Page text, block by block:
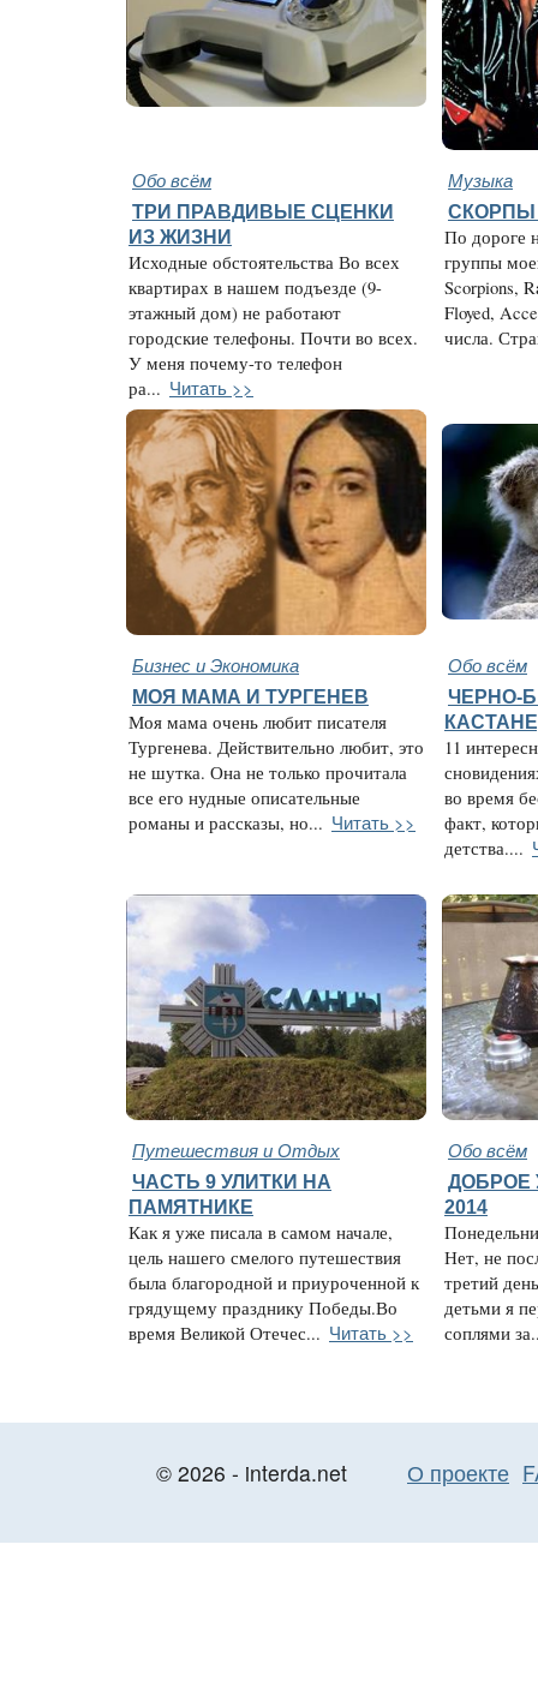
Обо всём Музыка
ТРИ ПРАВДИВЫЕ СЦЕНКИ
ИЗ ЖИЗНИ
Исходные обстоятельства Во всех
квартирах в нашем подъезде (9-
этажный дом) не работают
городские телефоны. Почти во всех.
У меня почему-то телефон
ра... Читать >>
СКОРПЫ
По дороге
группы
Scorpions,
Floyed,
числа.
Бизнес и Экономика Обо всём
МОЯ МАМА И ТУРГЕНЕВ
Моя мама очень любит писателя
Тургенева. Действительно любит, это
не шутка. Она не только прочитала
все его нудные описательные
романы и рассказы, но... Читать >>
ЧЕРНО-
11
во время
факт,
детства....
Путешествия и Отдых Обо всём
ЧАСТЬ 9 УЛИТКИ НА
ПАМЯТНИКЕ
Как я уже писала в самом начале,
цель нашего смелого путешествия
была благородной и приуроченной к
грядущему празднику Победы.Во
время Великой Отечес... Читать >>
ДОБРОЕ
2014
Нет, не
третий
детьми я
соплями
© 2026 - interda.net О проекте